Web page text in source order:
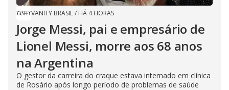
VANITY BRASIL/ HÁ 4 HORAS
Jorge Messi, pai e empresário de
Lionel Messi, morre aos 68 anos
na Argentina
O gestor da carreira do craque estava internado em clínica
de Rosário após longo período de problemas de saúde